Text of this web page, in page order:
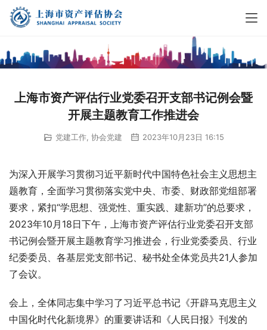
上海市资产评估行业党委召开支部书记例会暨
开展主题教育工作推进会
党建工作, 协会党建 2023年10月23日 16:15
为深入开展学习贯彻习近平新时代中国特色社会主义思想主
题教育，全面学习贯彻落实党中央、市委、财政部党组部署
要求，紧扣“学思想、强党性、重实践、建新功”的总要求，
2023年10月18日下午，上海市资产评估行业党委召开支部
书记例会暨开展主题教育学习推进会，行业党委委员、行业
纪委委员、各基层党支部书记、秘书处全体党员共21人参加
了会议。
会上，全体同志集中学习了习近平总书记《开辟马克思主义
中国化时代化新境界》的重要讲话和《人民日报》刊发的